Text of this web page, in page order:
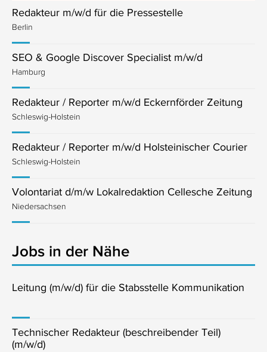
Redakteur m/w/d für die Pressestelle
Berlin
SEO & Google Discover Specialist m/w/d
Hamburg
Redakteur / Reporter m/w/d Eckernförder Zeitung
Schleswig-Holstein
Redakteur / Reporter m/w/d Holsteinischer Courier
Schleswig-Holstein
Volontariat d/m/w Lokalredaktion Cellesche Zeitung
Niedersachsen
Jobs in der Nähe
Leitung (m/w/d) für die Stabsstelle Kommunikation
Technischer Redakteur (beschreibender Teil)
(m/w/d)